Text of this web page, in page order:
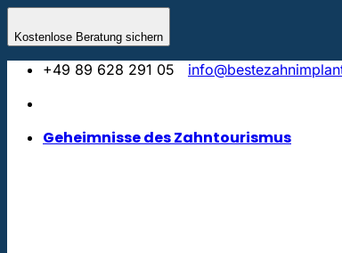
Kostenlose Beratung sichern
springen
+49 89 628 291 05
Geheimnisse des Zahntourismus